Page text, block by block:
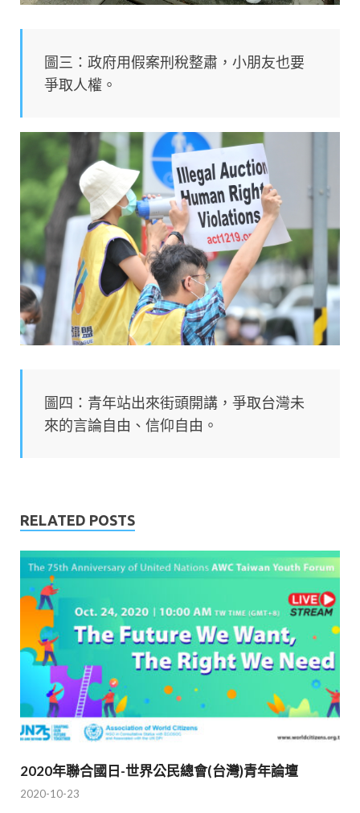
圖三：政府用假案刑稅整肅，小朋友也要
爭取人權。
圖四：青年站出來街頭開講，爭取台灣未
來的言論自由、信仰自由。
RELATED POSTS
2020年聯合國日-世界公民總會(台灣)青年論壇
2020-10-23